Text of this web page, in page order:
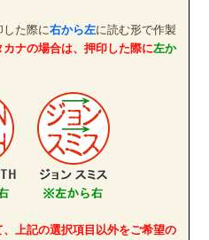
した際に右から左に読む形で作製
ナの場合は、押印した際に左か
上記の選択項目以外をご希望の